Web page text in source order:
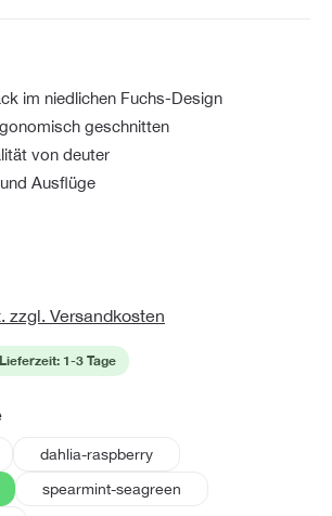
im niedlichen Fuchs-Design
geschnitten
von deuter
Ausflüge
zzgl. Versandkosten
1-3 Tage
auswählen
dahlia-raspberry
spearmint-seagreen